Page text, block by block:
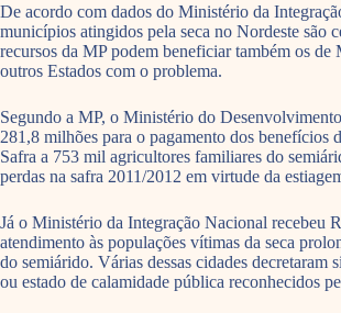
De acordo com dados do Ministério da
municípios atingidos pela seca no Nordeste são
recursos da MP podem beneficiar também os de
outros Estados com o problema.
Segundo a MP, o Ministério do
281,8 milhões para o pagamento dos benefícios
Safra a 753 mil agricultores familiares do
perdas na safra 2011/2012 em virtude da
Já o Ministério da Integração Nacional recebeu
atendimento às populações vítimas da seca
do semiárido. Várias dessas cidades decretaram
ou estado de calamidade pública reconhecidos